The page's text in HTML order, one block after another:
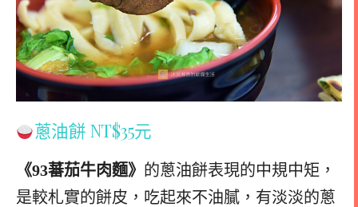
蔥油餅 NT$35元
《93蕃茄牛肉麵》 的蔥油餅表現的中規中矩，
是較札實的餅皮，吃起來不油膩，有淡淡的蔥